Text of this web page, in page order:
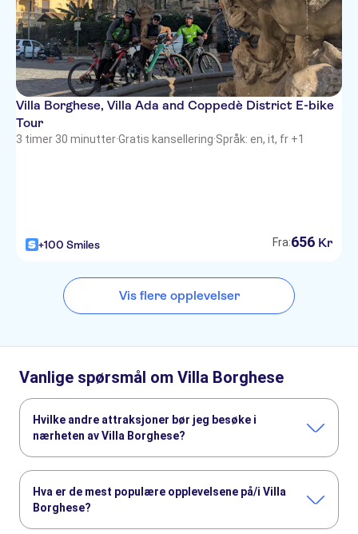
Villa Borghese, Villa Ada and Coppedè District E-bike
Tour
3 timer 30 minutter·Gratis kansellering·Språk: en, it, fr +1
+100 Smiles Fra:656 Kr
Vis flere opplevelser
Vanlige spørsmål om Villa Borghese
Hvilke andre attraksjoner bør jeg besøke i
nærheten av Villa Borghese?
Colosseum
Hva er de mest populære opplevelsene på/i Villa
Borghese?